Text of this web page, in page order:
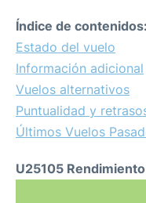
Índice de contenidos:
Estado del vuelo
Información adicional
Vuelos alternativos
Puntualidad y
Últimos Vuelos
U25105